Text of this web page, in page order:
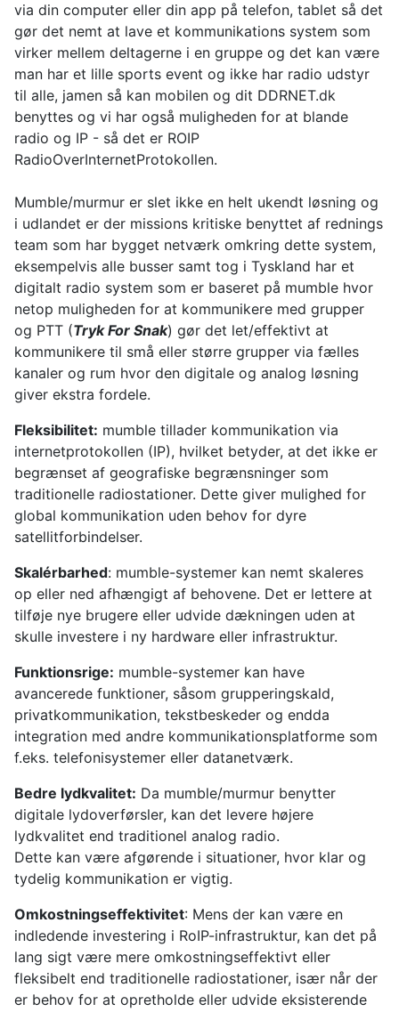
via din computer eller din app på telefon, tablet så det
gør det nemt at lave et kommunikations system som
virker mellem deltagerne i en gruppe og det kan være
man har et lille sports event og ikke har radio udstyr
til alle, jamen så kan mobilen og dit DDRNET.dk
benyttes og vi har også muligheden for at blande
radio og IP - så det er ROIP
RadioOverInternetProtokollen.
Mumble/murmur er slet ikke en helt ukendt løsning og
i udlandet er der missions kritiske benyttet af rednings
team som har bygget netværk omkring dette system,
eksempelvis alle busser samt tog i Tyskland har et
digitalt radio system som er baseret på mumble hvor
netop muligheden for at kommunikere med grupper
og PTT (Tryk For Snak) gør det let/effektivt at
kommunikere til små eller større grupper via fælles
kanaler og rum hvor den digitale og analog løsning
giver ekstra fordele.
Fleksibilitet: mumble tillader kommunikation via
internetprotokollen (IP), hvilket betyder, at det ikke er
begrænset af geografiske begrænsninger som
traditionelle radiostationer. Dette giver mulighed for
global kommunikation uden behov for dyre
satellitforbindelser.
Skalérbarhed: mumble-systemer kan nemt skaleres
op eller ned afhængigt af behovene. Det er lettere at
tilføje nye brugere eller udvide dækningen uden at
skulle investere i ny hardware eller infrastruktur.
Funktionsrige: mumble-systemer kan have
avancerede funktioner, såsom grupperingskald,
privatkommunikation, tekstbeskeder og endda
integration med andre kommunikationsplatforme som
f.eks. telefonisystemer eller datanetværk.
Bedre lydkvalitet: Da mumble/murmur benytter
digitale lydoverførsler, kan det levere højere
lydkvalitet end traditionel analog radio.
Dette kan være afgørende i situationer, hvor klar og
tydelig kommunikation er vigtig.
Omkostningseffektivitet: Mens der kan være en
indledende investering i RoIP-infrastruktur, kan det på
lang sigt være mere omkostningseffektivt eller
fleksibelt end traditionelle radiostationer, især når der
er behov for at opretholde eller udvide eksisterende